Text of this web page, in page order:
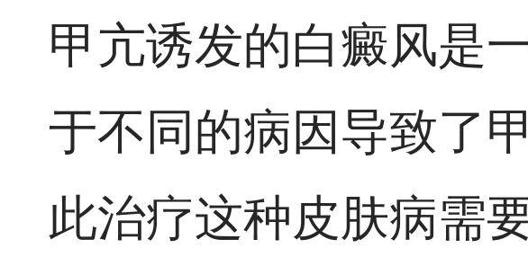
甲亢诱发的白癜风是
于不同的病因导致了
此治疗这种皮肤病需